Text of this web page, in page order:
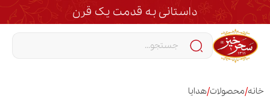
داستانی به قدمت یک قرن
خانه/محصولات/هدایا